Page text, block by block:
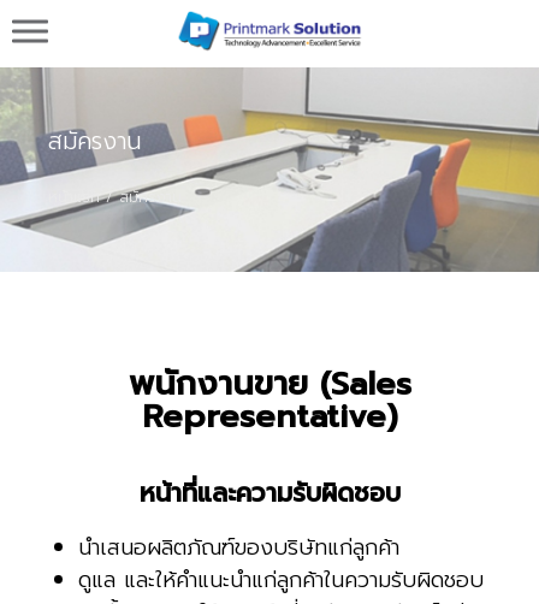
Printmark Solution จำหน่ายเครื่องพิมพ์วันที่ผลิต
วันหมดอายุ
สมัครงาน
หน้าแรก สมัครงาน
พนักงานขาย (Sales
Representative)
หน้าที่และความรับผิดชอบ
นำเสนอผลิตภัณฑ์ของบริษัทแก่ลูกค้า
ดูแล และให้คำแนะนำแก่ลูกค้าในความรับผิดชอบ